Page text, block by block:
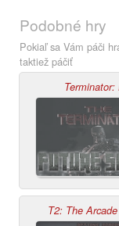
Podobné hry
Pokiaľ sa Vám páči
taktiež páčiť
Terminator:
T2: The